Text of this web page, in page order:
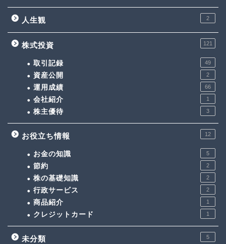
人生観 2
株式投資 121
取引記録 49
資産公開 2
運用成績 66
会社紹介 1
株主優待 3
お役立ち情報 12
お金の知識 5
節約 2
株の基礎知識 2
行政サービス 2
商品紹介 1
クレジットカード 1
未分類 5